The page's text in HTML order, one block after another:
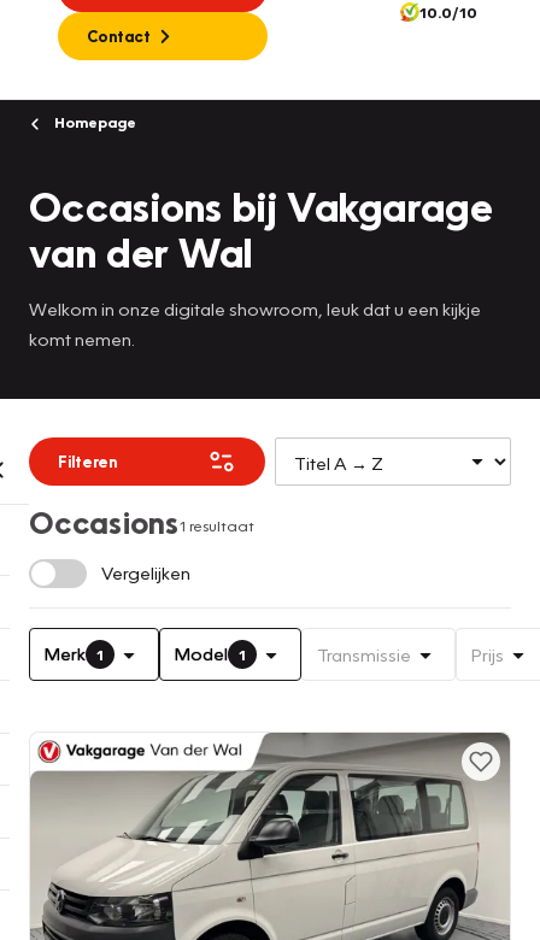
Contact
10.0/10
Homepage
Occasions bij Vakgarage
van der Wal
Welkom in onze digitale showroom, leuk dat u een kijkje
komt nemen.
Filteren
Occasions1 resultaat
Vergelijken
Merk 1 Model 1 Transmissie Prijs